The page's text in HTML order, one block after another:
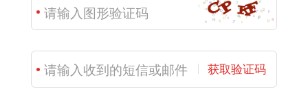
获取验证码